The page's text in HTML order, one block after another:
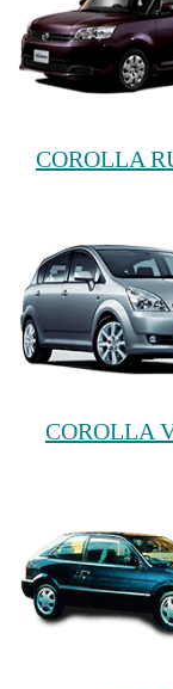
COROLLA
COROLLA